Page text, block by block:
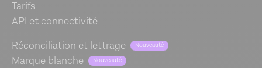
Tarifs
API et connectivité
Réconciliation et lettrage
Nouveauté
Marque blanche Nouveauté